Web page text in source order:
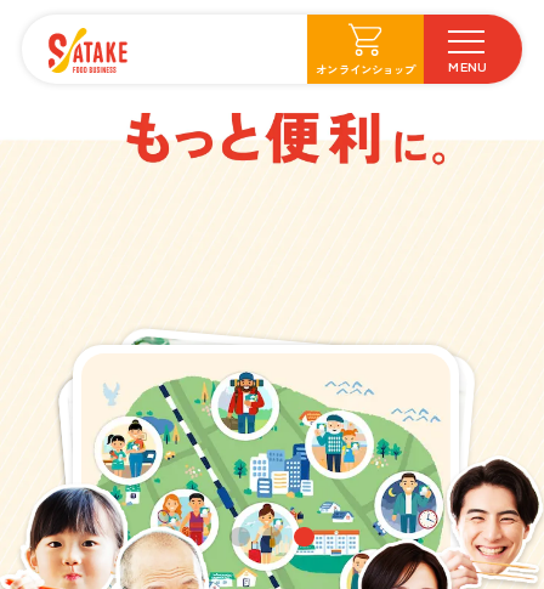
オンラインショップ